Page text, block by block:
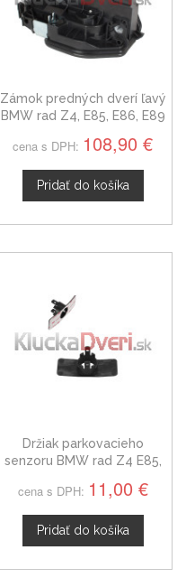
Zámok predných dverí ľavý
BMW rad Z4, E85, E86, E89
cena s DPH: 108,90 €
Pridať do košíka
Držiak parkovacieho
senzoru BMW rad Z4 E85,
cena s DPH: 11,00 €
Pridať do košíka